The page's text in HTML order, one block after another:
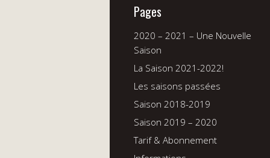
Pages
2020 – 2021 – Une Nouvelle
Saison
La Saison 2021-2022!
Les saisons passées
Saison 2018-2019
Saison 2019 – 2020
Tarif & Abonnement